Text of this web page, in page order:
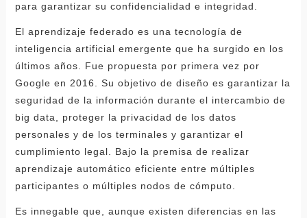
para garantizar su confidencialidad e integridad.
El aprendizaje federado es una tecnología de
inteligencia artificial emergente que ha surgido en los
últimos años. Fue propuesta por primera vez por
Google en 2016. Su objetivo de diseño es garantizar la
seguridad de la información durante el intercambio de
big data, proteger la privacidad de los datos
personales y de los terminales y garantizar el
cumplimiento legal. Bajo la premisa de realizar
aprendizaje automático eficiente entre múltiples
participantes o múltiples nodos de cómputo.
Es innegable que, aunque existen diferencias en las